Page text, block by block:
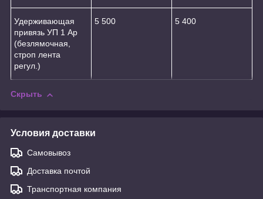
Удерживающая
привязь УП 1 Ар
(безлямочная,
строп лента
регул.)
5 500 5 400
Скрыть
Условия доставки
Самовывоз
Доставка почтой
Транспортная компания